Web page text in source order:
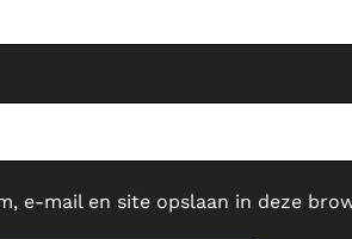
e-mail en site opslaan in deze